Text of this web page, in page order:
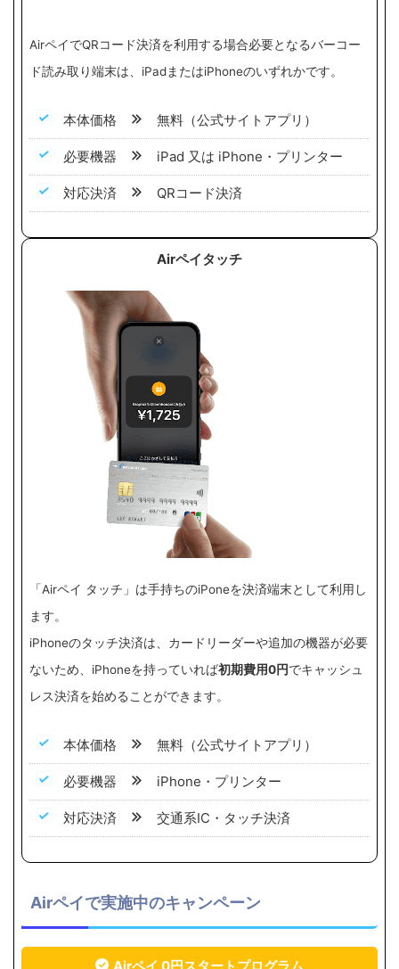
AirペイでQRコード決済を利用する場合必要となるバーコー
ド読み取り端末は、iPadまたはiPhoneのいずれかです。
本体価格 無料（公式サイトアプリ）
必要機器 iPad 又は iPhone・プリンター
対応決済 QRコード決済
Airペイタッチ
「Airペイ タッチ」は手持ちのiPoneを決済端末として利用し
ます。
iPhoneのタッチ決済は、カードリーダーや追加の機器が必要
ないため、iPhoneを持っていれば初期費用0円でキャッシュ
レス決済を始めることができます。
本体価格 無料（公式サイトアプリ）
必要機器 iPhone・プリンター
対応決済 交通系IC・タッチ決済
Airペイで実施中のキャンペーン
Airペイ 0円スタートプログラム